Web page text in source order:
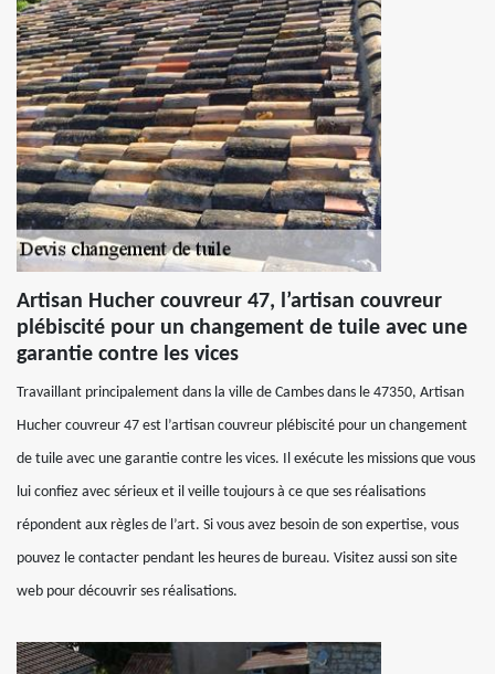
Artisan Hucher couvreur 47, l’artisan couvreur
plébiscité pour un changement de tuile avec une
garantie contre les vices
Travaillant principalement dans la ville de Cambes dans le 47350, Artisan
Hucher couvreur 47 est l’artisan couvreur plébiscité pour un changement
de tuile avec une garantie contre les vices. Il exécute les missions que vous
lui confiez avec sérieux et il veille toujours à ce que ses réalisations
répondent aux règles de l’art. Si vous avez besoin de son expertise, vous
pouvez le contacter pendant les heures de bureau. Visitez aussi son site
web pour découvrir ses réalisations.